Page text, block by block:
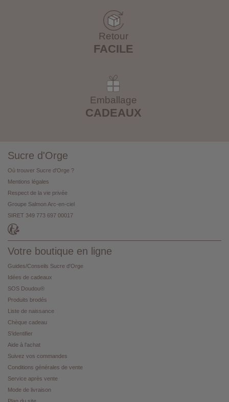
Retour
FACILE
Emballage
CADEAUX
Sucre d'Orge
Où trouver Sucre d'Orge ?
Mentions légales
Respect de la vie privée
Groupe Salmon Arc-en-ciel
SIRET 349 773 697 00017
Votre boutique en ligne
Guides/Conseils Sucre d'Orge
Idées de cadeaux
SOS Doudou®
Produits brodés
Liste de naissance
Chèque cadeau
S'identifier
Aide à l'achat
Suivez vos commandes
Conditions générales de vente
Service après vente
Mode de livraison